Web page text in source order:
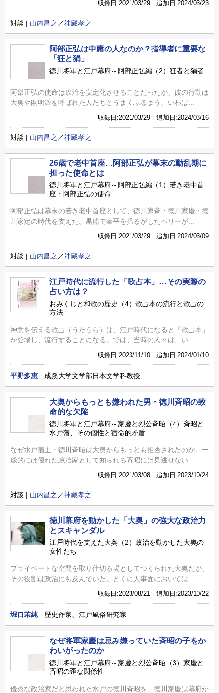
収録日:2021/03/29 追加日:2024/03/23
対談 | 山内昌之 ／神藏孝之
阿部正弘は中庸の人なのか？指導者に重要な
「狂と狷」
徳川将軍と江戸幕府～阿部正弘編（2）狂者と狷者
阿部正弘の使命は政治を安定化させることだったが、彼の行動は
大奥や開明派を呼ばれた人たちとうまくふるまう、いわば...
収録日:2021/03/29 追加日:2024/03/16
対談 | 山内昌之 ／神藏孝之
26歳で老中首座…阿部正弘が幕末の動乱期に
担った使命とは
徳川将軍と江戸幕府～阿部正弘編（1）若き老中首
座・阿部正弘の使命
阿部正弘は幕末の若き老中首座として、徳川家斉・徳川家慶・徳
川家定の時代を支えた。黒船で泰平を揺るがしたペリーが...
収録日:2021/03/29 追加日:2024/03/09
対談 | 山内昌之 ／神藏孝之
江戸時代に流行した「歌占本」…その実際の
占い方は？
おみくじと和歌の歴史（4）歌占本の流行と歌占の
方法
神意を伝える歌占（うたうら）は、江戸時代になると「歌占本」
が登場し、流行することになる。では、当時の人々は、い...
収録日:2023/11/10 追加日:2024/01/10
平野多恵 成蹊大学文学部日本文学科教授
大奥からもっとも嫌われた男・徳川斉昭の致
命的な欠陥
徳川将軍と江戸幕府～家慶と烈公斉昭（4）斉昭と
水戸藩、その個性と宿命的矛盾
なぜ水戸藩主・徳川斉昭は大奥からもっとも拒否されたのか。一
般的には優れた政治家として知られる斉昭には見逃せない...
収録日:2021/03/08 追加日:2023/10/24
対談 | 山内昌之 ／神藏孝之
徳川幕府を動かした「大奥」の強大な政治力
とスキャンダル
江戸時代を支えた大奥（2）政治を動かした大奥の
女性たち
プライベートな空間を取り仕切る場としてつくられた大奥だが、
その役割は政治にも及んでいた。とくに人事面においては...
収録日:2023/08/21 追加日:2023/10/22
堀口茉純 歴史作家、江戸風俗研究家
なぜ将軍家慶は忌み嫌っていた斉昭の子をか
わいがったのか
徳川将軍と江戸幕府～家慶と烈公斉昭（3）家慶と
斉昭の歪な関係性
優秀な政治家だと思われた水戸の徳川斉昭を、徳川家慶は幕府か